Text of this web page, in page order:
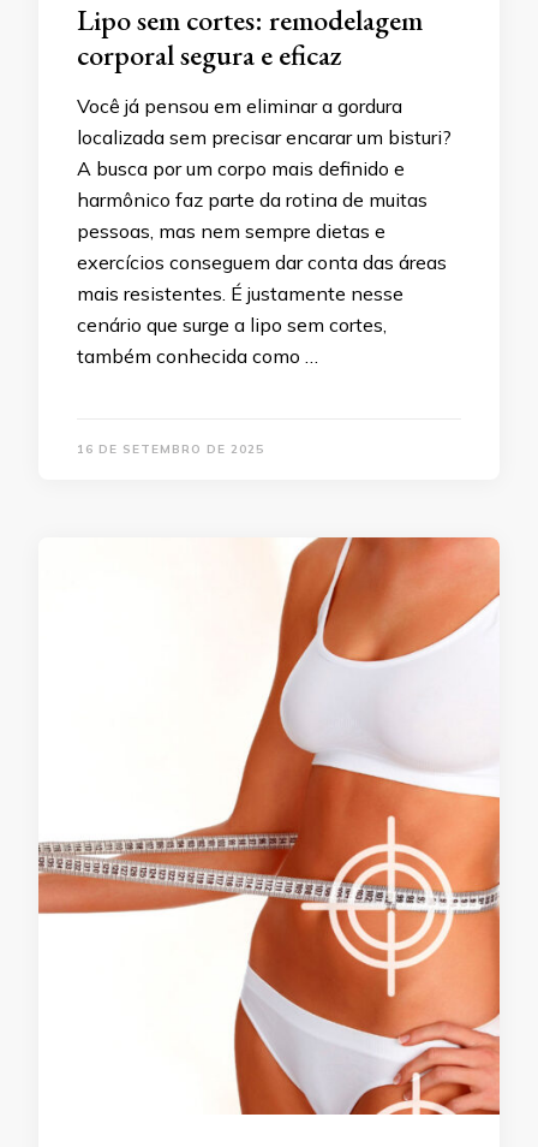
Lipo sem cortes: remodelagem
corporal segura e eficaz
Você já pensou em eliminar a gordura
localizada sem precisar encarar um bisturi?
A busca por um corpo mais definido e
harmônico faz parte da rotina de muitas
pessoas, mas nem sempre dietas e
exercícios conseguem dar conta das áreas
mais resistentes. É justamente nesse
cenário que surge a lipo sem cortes,
também conhecida como …
16 DE SETEMBRO DE 2025